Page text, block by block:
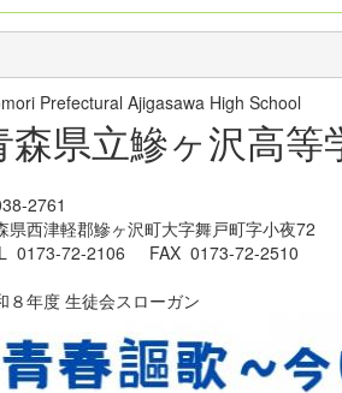
Prefectural Ajigasawa High School
森県立鰺ヶ沢高等
2761
県西津軽郡鰺ヶ沢町大字舞戸町字小夜72
0173-72-2106 FAX 0173-72-2510
８年度 生徒会スローガン